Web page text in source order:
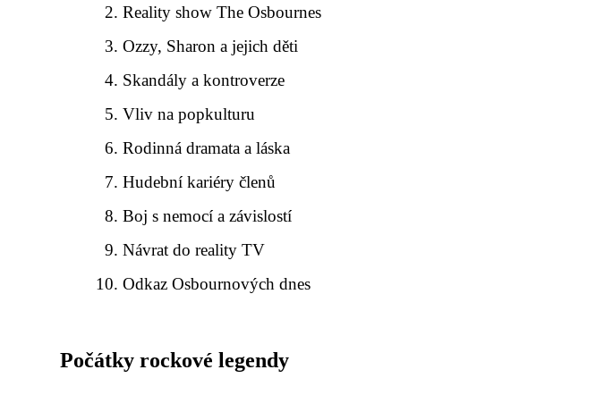
Reality show The Osbournes
Ozzy, Sharon a jejich děti
Skandály a kontroverze
Vliv na popkulturu
Rodinná dramata a láska
Hudební kariéry členů
Boj s nemocí a závislostí
Návrat do reality TV
Odkaz Osbournových dnes
Počátky rockové legendy